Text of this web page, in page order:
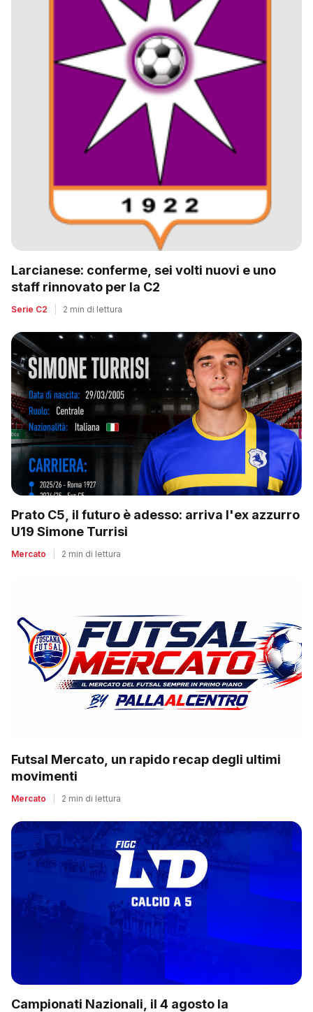
Larcianese: conferme, sei volti nuovi e uno
staff rinnovato per la C2
Serie C2 2 min di lettura
Prato C5, il futuro è adesso: arriva l'ex azzurro
U19 Simone Turrisi
Mercato 2 min di lettura
Futsal Mercato, un rapido recap degli ultimi
movimenti
Mercato 2 min di lettura
Campionati Nazionali, il 4 agosto la